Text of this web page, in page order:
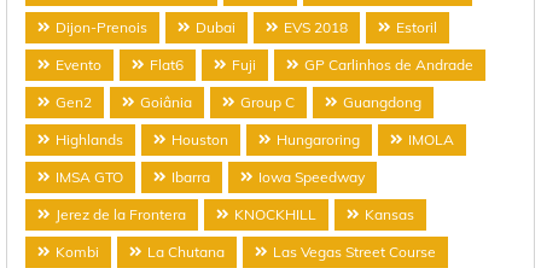
Dijon-Prenois Dubai EVS 2018 Estoril
Evento Flat6 Fuji GP Carlinhos de Andrade
Gen2 Goiânia Group C Guangdong
Highlands Houston Hungaroring IMOLA
IMSA GTO Ibarra Iowa Speedway
Jerez de la Frontera KNOCKHILL Kansas
Kombi La Chutana Las Vegas Street Course